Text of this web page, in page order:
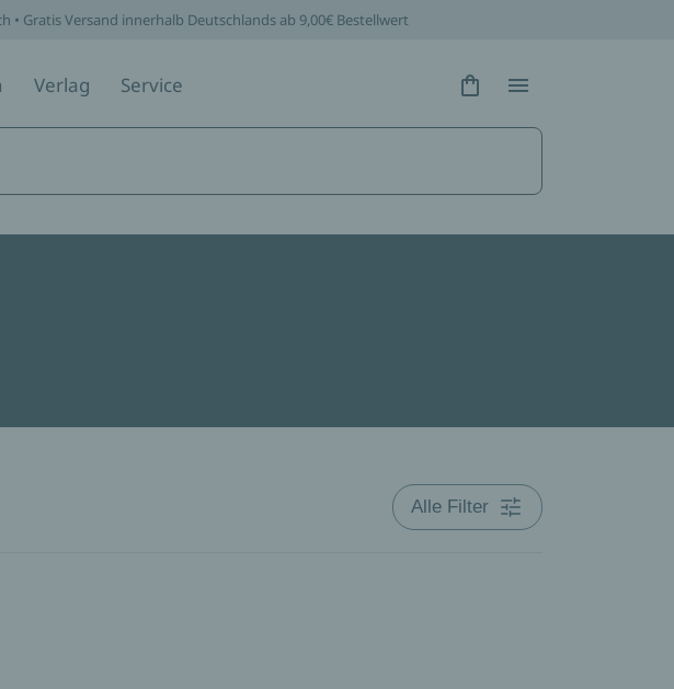
Gratis Versand innerhalb Deutschlands ab 9,00€ Bestellwert
Verlag Service Hidden Text
Hidden Text
Alle Filter